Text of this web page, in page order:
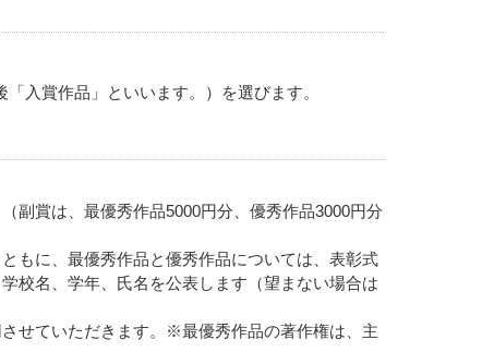
入賞作品」といいます。）を選びます。
副賞は、最優秀作品5000円分、優秀作品3000円分
もに、最優秀作品と優秀作品については、表彰式
校名、学年、氏名を公表します（望まない場合は
せていただきます。※最優秀作品の著作権は、主